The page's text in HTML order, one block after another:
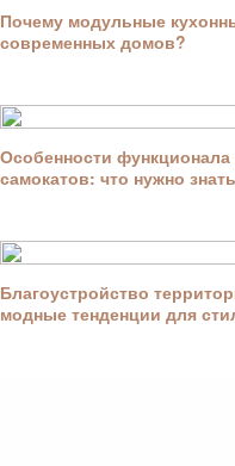
Почему модульные
современных домов?
Особенности
самокатов: что нужно
Благоустройство
модные тенденции для